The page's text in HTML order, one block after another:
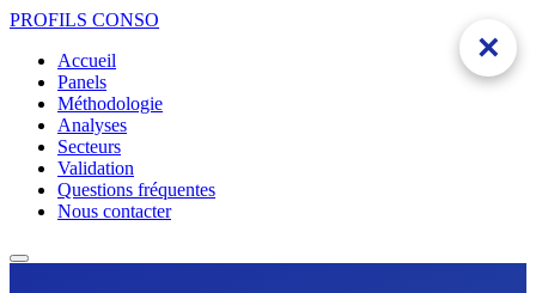
PROFILS CONSO
Accueil
Panels
Méthodologie
Analyses
Secteurs
Validation
Questions fréquentes
Nous contacter
×